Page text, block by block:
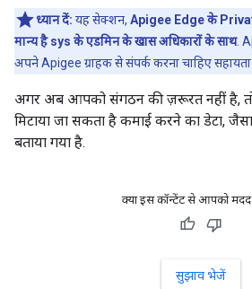
ध्यान दें: यह सेक्शन, Apigee Edge के
मान्य है sys के एडमिन के खास अधिकारों के साथ.
अपने Apigee ग्राहक से संपर्क करना चाहिए सहायता
अगर अब आपको संगठन की ज़रूरत नहीं है,
मिटाया जा सकता है कमाई करने का डेटा,
बताया गया है.
क्या इस कॉन्टेंट से आपको मदद
सुझाव भेजें